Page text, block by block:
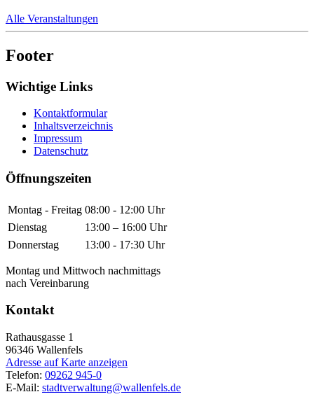
Alle Veranstaltungen
Footer
Wichtige Links
Kontaktformular
Inhaltsverzeichnis
Impressum
Datenschutz
Öffnungszeiten
Montag - Freitag 08:00 - 12:00 Uhr
Dienstag
13:00 – 16:00 Uhr
Donnerstag
13:00 - 17:30 Uhr
Montag und Mittwoch nachmittags
nach Vereinbarung
Kontakt
Rathausgasse 1
96346 Wallenfels
Adresse auf Karte anzeigen
Telefon: 09262 945-0
E-Mail: stadtverwaltung@wallenfels.de